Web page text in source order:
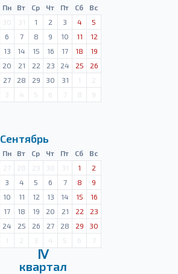
Пн Вт Ср Чт Пт Сб
Вс
30 31 1 2 3 4
5
6 7 8 9 10 11
12
13 14 15 16 17 18
19
20 21 22 23 24 25
26
27 28 29 30 31 1
2
3 4 5 6 7 8 9
Сентябрь
Пн Вт Ср Чт Пт Сб
Вс
27 28 29 30 31 1
2
3 4 5 6 7 8
9
10 11 12 13 14 15
16
17 18 19 20 21 22
23
24 25 26 27 28 29
30
1 2 3 4 5 6 7
Ⅳ
квартал